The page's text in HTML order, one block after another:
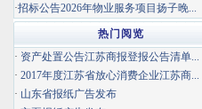
·招标公告2026年物业服务项目扬子晚...
热门阅览
· 资产处置公告江苏商报登报公告清单...
· 2017年度江苏省放心消费企业江苏商...
· 山东省报纸广告发布